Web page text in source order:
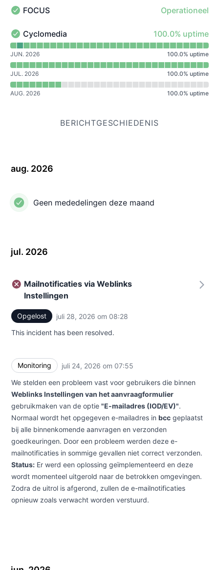
FOCUS - Operationeel
FOCUS Operationeel
Cyclomedia - Operationeel
Cyclomedia 100% - uptime
100.0% uptime
Uptimegrafiek lezen voor Cyclomedia
JUN. 2026 100.0% uptime
JUL. 2026 100.0% uptime
AUG. 2026 100.0% uptime
BERICHTGESCHIEDENIS
aug. 2026
Geen mededelingen deze maand
jul. 2026
Mailnotificaties via Weblinks
Instellingen
Opgelost juli 28, 2026 om 08:28
This incident has been resolved.
Monitoring juli 24, 2026 om 07:55
We stelden een probleem vast voor gebruikers die binnen
Weblinks Instellingen van het aanvraagformulier
gebruikmaken van de optie "E-mailadres (IOD/EV)".
Normaal wordt het opgegeven e-mailadres in bcc geplaatst
bij alle binnenkomende aanvragen en verzonden
goedkeuringen. Door een probleem werden deze e-
mailnotificaties in sommige gevallen niet correct verzonden.
Status: Er werd een oplossing geïmplementeerd en deze
wordt momenteel uitgerold naar de betrokken omgevingen.
Zodra de uitrol is afgerond, zullen de e-mailnotificaties
opnieuw zoals verwacht worden verstuurd.